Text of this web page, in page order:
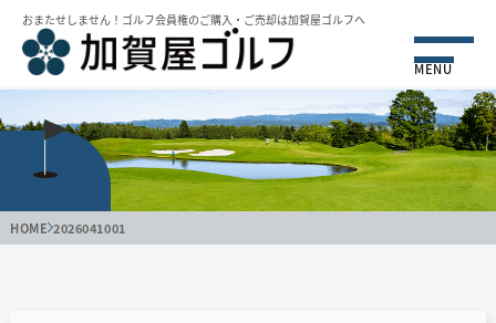
おまたせしません！ゴルフ会員権のご購⼊・ご売却は加賀屋ゴルフへ
MENU
HOME 2026041001